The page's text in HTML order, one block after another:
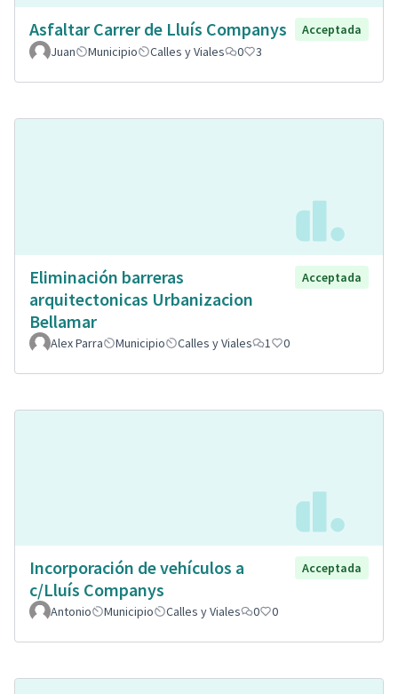
Asfaltar Carrer de Lluís Companys
Acceptada
Juan
Municipio Calles y Viales 0 3
Eliminación barreras
arquitectonicas Urbanizacion
Bellamar
Acceptada
Alex Parra Municipio Calles y Viales 1 0
Incorporación de vehículos a
c/Lluís Companys
Acceptada
Antonio Municipio Calles y Viales 0 0